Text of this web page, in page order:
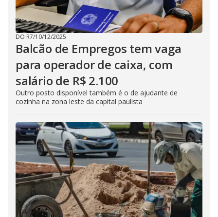
DO R7/10/12/2025
Balcão de Empregos tem vaga
para operador de caixa, com
salário de R$ 2.100
Outro posto disponível também é o de ajudante de
cozinha na zona leste da capital paulista